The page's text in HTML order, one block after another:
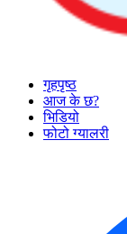
गृहपृष्ठ
आज के छ?
भिडियो
फोटो ग्यालरी